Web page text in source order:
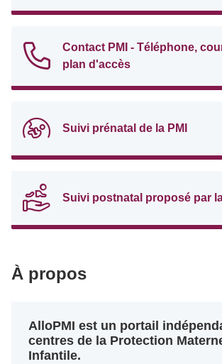
Contact PMI - Téléphone,
plan d'accès
Suivi prénatal de la PMI
Suivi postnatal proposé par la
À propos
AlloPMI est un portail
centres de la Protection
Infantile.